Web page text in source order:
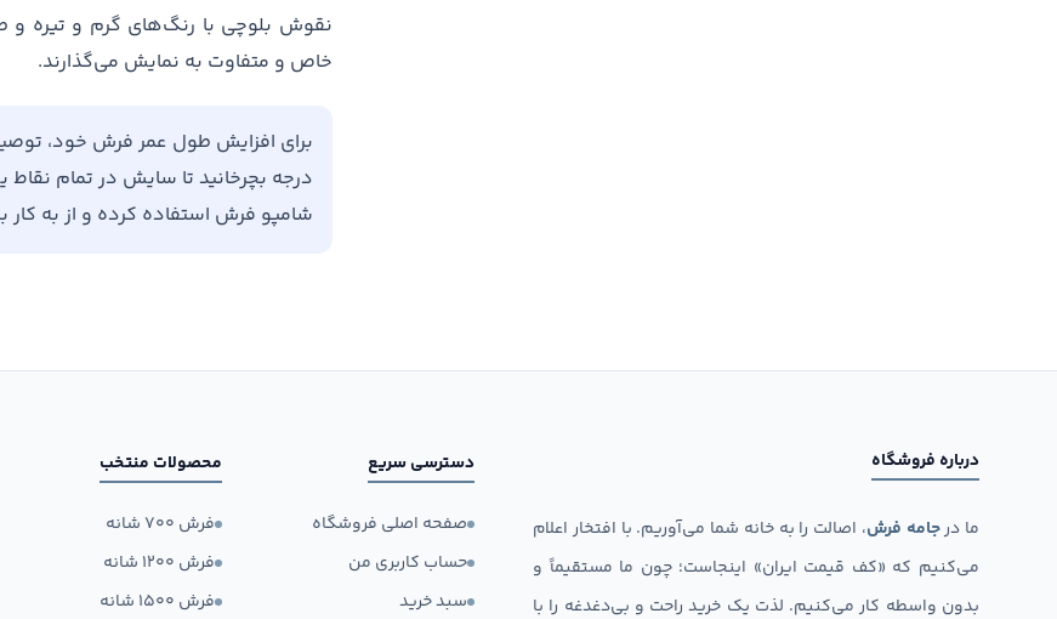
نقوش بلوچی با رنگ‌های گرم و تیره
خاص و متفاوت به نمایش می‌گذارند.
درجه بچرخانید تا سایش در تمام نقاط
شامپو فرش استفاده کرده و از به
درباره فروشگاه
ما درجامه فرش، اصالت را به خانه شما می‌آوریم. با افتخار اعلام
می‌کنیم که «کف قیمت ایران» اینجاست؛ چون ما مستقیماً و
بدون واسطه کار می‌کنیم. لذت یک خرید راحت و بی‌دغدغه را با
دسترسی سریع
صفحه اصلی فروشگاه
حساب کاربری من
سبد خرید
محصولات منتخب
فرش ۷۰۰ شانه
فرش ۱۲۰۰ شانه
فرش ۱۵۰۰ شانه